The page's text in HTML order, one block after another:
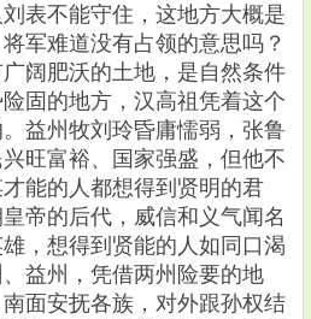
表不能守住，这地方大概是
军难道没有占领的意思吗？
阔肥沃的土地，是自然条件
固的地方，汉高祖凭着这个
益州牧刘玲昏庸懦弱，张鲁
旺富裕、国家强盛，但他不
能的人都想得到贤明的君
帝的后代，威信和义气闻名
，想得到贤能的人如同口渴
益州，凭借两州险要的地
面安抚各族，对外跟孙权结